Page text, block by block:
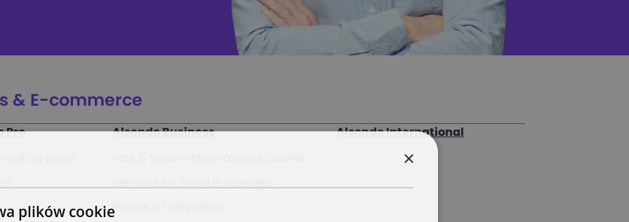
& E-commerce
Pro
page
Alsendo Business
Pallets & half pallets
Alsendo International
×
plików cookie